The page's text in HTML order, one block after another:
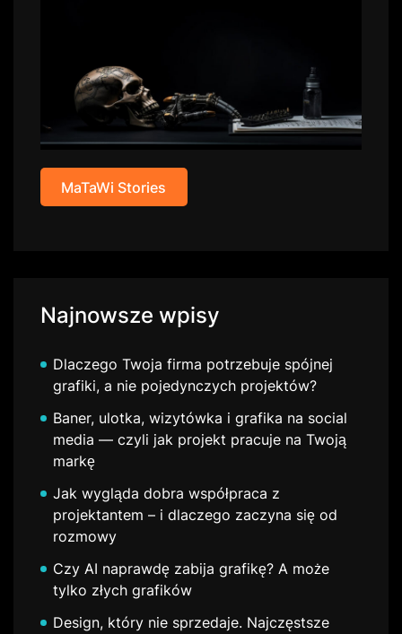
MaTaWi Stories
Najnowsze wpisy
Dlaczego Twoja firma potrzebuje spójnej
grafiki, a nie pojedynczych projektów?
Baner, ulotka, wizytówka i grafika na social
media — czyli jak projekt pracuje na Twoją
markę
Jak wygląda dobra współpraca z
projektantem – i dlaczego zaczyna się od
rozmowy
Czy AI naprawdę zabija grafikę? A może
tylko złych grafików
Design, który nie sprzedaje. Najczęstsze